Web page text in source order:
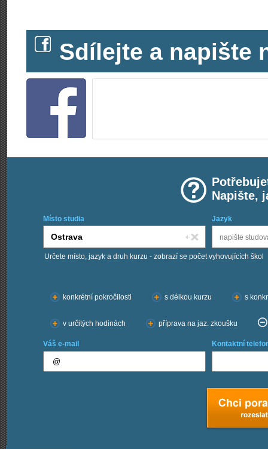
Sdílejte a napište
Napište,
Místo studia Jazyk
Určete místo, jazyk a druh kurzu - zobrazí se počet vyhovujících škol
konkrétní pokročilosti
s délkou kurzu s
v určitých hodinách příprava na jaz. zkoušku
Váš e-mail Kontaktní